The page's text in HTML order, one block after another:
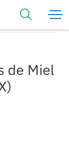
de Miel